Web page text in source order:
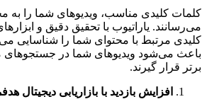
کلمات کلیدی مناسب، ویدیوهای شما را به
می‌رسانند. یاراتیوب با تحقیق دقیق و
کلیدی مرتبط با محتوای شما را شناسایی
باعث می‌شود ویدیوهای شما در جستجوهای
برتر قرار گیرند.
افزایش بازدید با بازاریابی دیجیتال